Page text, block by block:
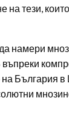
тези,
намери
на България